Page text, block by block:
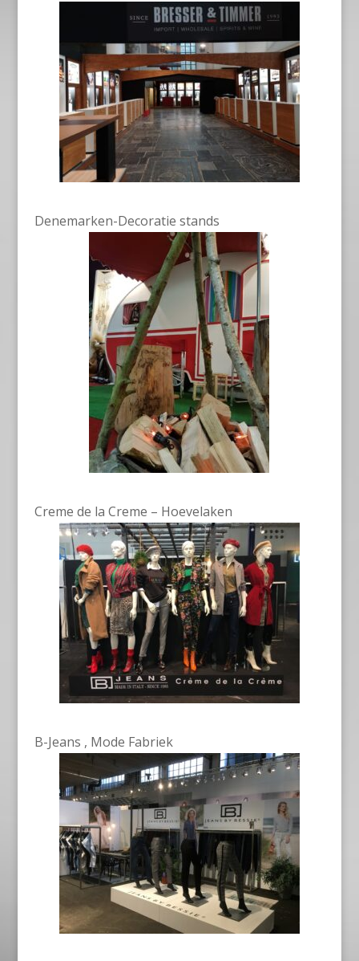
Denemarken-Decoratie stands
Creme de la Creme – Hoevelaken
B-Jeans , Mode Fabriek